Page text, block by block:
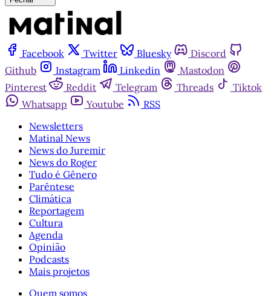
Facebook Twitter Bluesky
Discord
Github
Instagram Linkedin
Mastodon
Pinterest
Reddit Telegram Threads
Tiktok
Whatsapp
Youtube
RSS
Newsletters
Matinal News
News do Juremir
News do Roger
Tudo é Gênero
Parêntese
Climática
Reportagem
Cultura
Agenda
Opinião
Podcasts
Mais projetos
Quem somos